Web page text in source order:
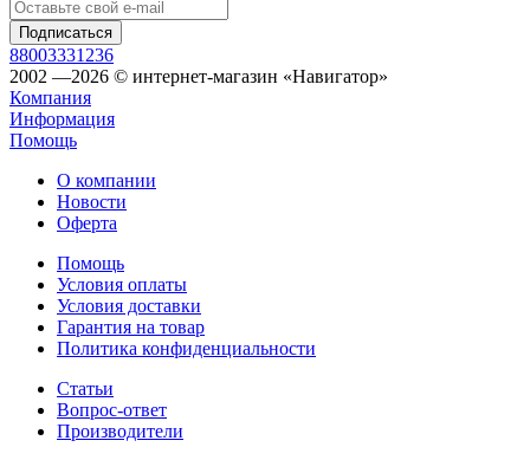
88003331236
2002 —2026 © интернет-магазин «Навигатор»
Компания
Информация
Помощь
О компании
Новости
Оферта
Помощь
Условия оплаты
Условия доставки
Гарантия на товар
Политика конфиденциальности
Статьи
Вопрос-ответ
Производители